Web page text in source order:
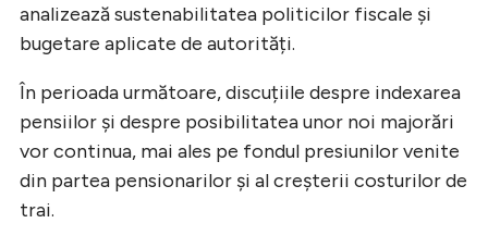
analizează sustenabilitatea politicilor fiscale și
bugetare aplicate de autorități.
În perioada următoare, discuțiile despre indexarea
pensiilor și despre posibilitatea unor noi majorări
vor continua, mai ales pe fondul presiunilor venite
din partea pensionarilor și al creșterii costurilor de
trai.